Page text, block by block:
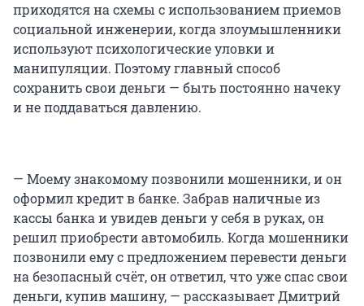
приходятся на схемы с использованием приемов
социальной инженерии, когда злоумышленники
используют психологические уловки и
манипуляции. Поэтому главный способ
сохранить свои деньги — быть постоянно начеку
и не поддаваться давлению.
— Моему знакомому позвонили мошенники, и он
оформил кредит в банке. Забрав наличные из
кассы банка и увидев деньги у себя в руках, он
решил приобрести автомобиль. Когда мошенники
позвонили ему с предложением перевести деньги
на безопасный счёт, он ответил, что уже спас свои
деньги, купив машину, — рассказывает Дмитрий